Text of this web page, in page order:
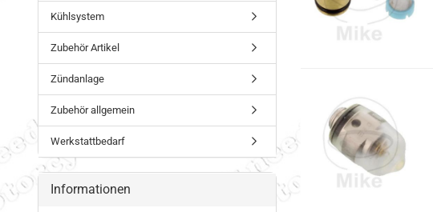
Kühlsystem
Zubehör Artikel
Zündanlage
Zubehör allgemein
Werkstattbedarf
Informationen